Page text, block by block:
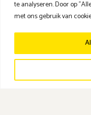
te analyseren. Door op
met ons gebruik van